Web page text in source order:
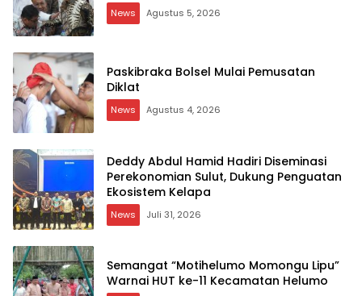
News Agustus 5, 2026
Paskibraka Bolsel Mulai Pemusatan
Diklat
News Agustus 4, 2026
Deddy Abdul Hamid Hadiri Diseminasi
Perekonomian Sulut, Dukung Penguatan
Ekosistem Kelapa
News Juli 31, 2026
Semangat “Motihelumo Momongu Lipu”
Warnai HUT ke-11 Kecamatan Helumo